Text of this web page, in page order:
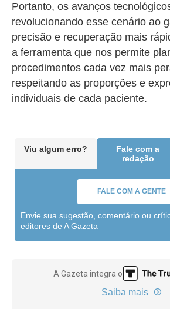
Portanto, os avanços
revolucionando esse cenário ao
precisão e recuperação mais
a ferramenta que nos permite
procedimentos cada vez mais
respeitando as proporções e
individuais de cada paciente.
Viu algum erro?
Fale com a
redação
FALE COM A GENTE
Envie sua sugestão, comentário ou
editores de A Gazeta
A Gazeta integra o
Saiba mais